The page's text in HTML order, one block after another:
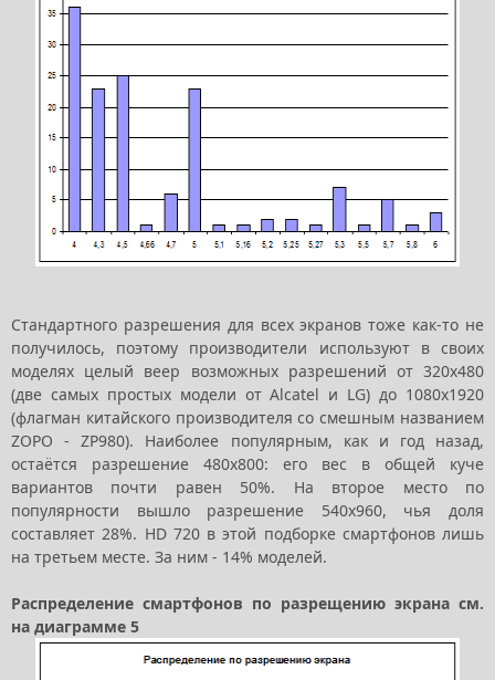
Стандартного разрешения для всех экранов тоже как-то не
получилось, поэтому производители используют в своих
моделях целый веер возможных разрешений от 320x480
(две самых простых модели от Alcatel и LG) до 1080x1920
(флагман китайского производителя со смешным названием
ZOPO - ZP980). Наиболее популярным, как и год назад,
остаётся разрешение 480x800: его вес в общей куче
вариантов почти равен 50%. На второе место по
популярности вышло разрешение 540x960, чья доля
составляет 28%. HD 720 в этой подборке смартфонов лишь
на третьем месте. За ним - 14% моделей.
Распределение смартфонов по разрещению экрана см.
на диаграмме 5